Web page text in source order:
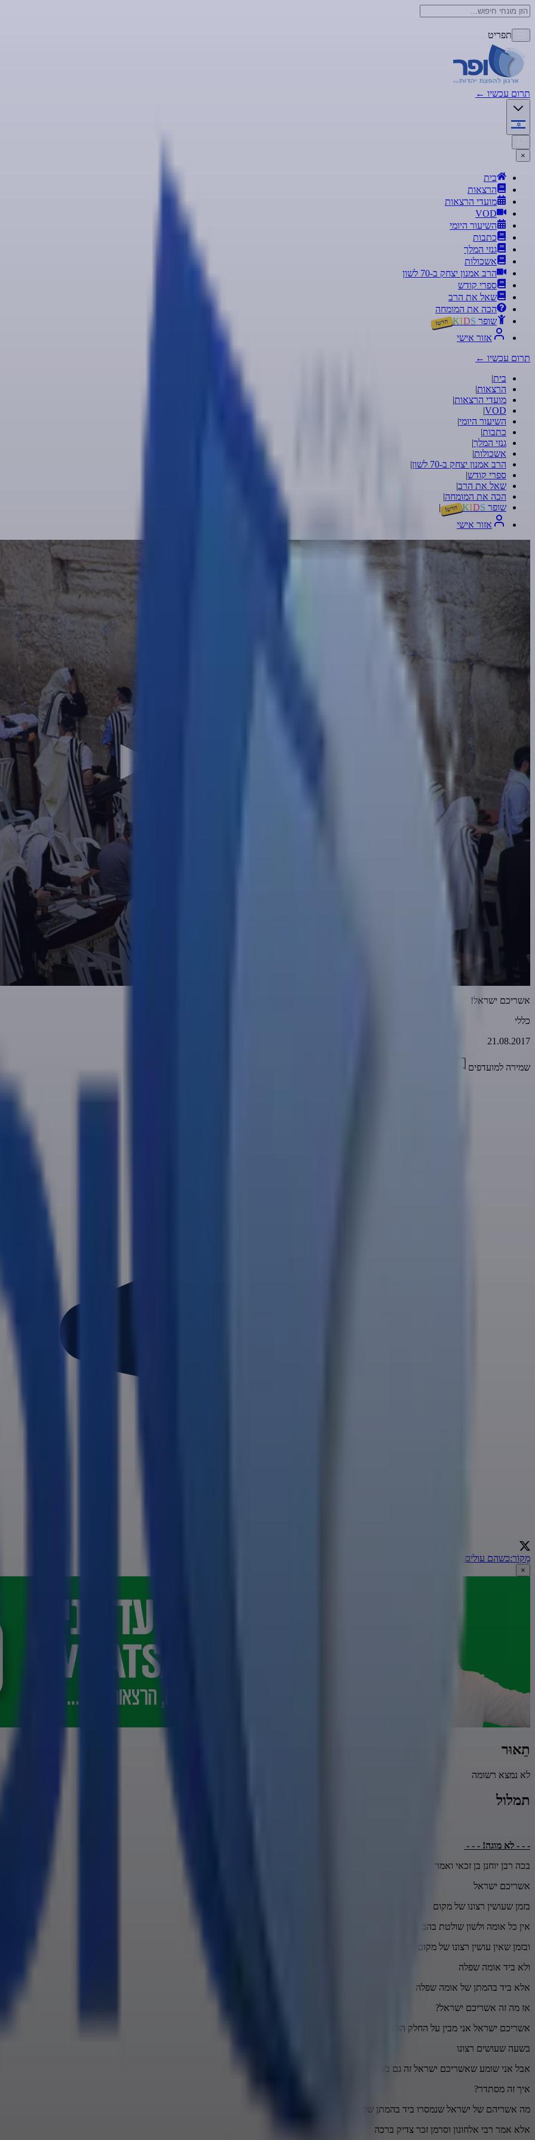
תפריט
תרום עכשיו ←
×
בית
הרצאות
מועדי הרצאות
VOD
השיעור היומי
כתבות
גנזי המלך
אשכולות
הרב אמנון יצחק ב-70 לשון
ספרי קודש
שאל את הרב
הכה את המומחה
שופר
KIDS חדש!
אזור אישי
תרום עכשיו ←
בית|
הרצאות|
מועדי הרצאות|
VOD
|
השיעור היומי|
כתבות|
גנזי המלך|
אשכולות|
הרב אמנון יצחק ב-70 לשון
|
ספרי קודש|
שאל את הרב|
הכה את המומחה|
שופר
KIDS חדש! |
אזור אישי
אשריכם ישראל!
כללי
21.08.2017
שמירה למועדפים
מָקוֹר:כשהם עולים וכשהם יורדים | הרב אמנון יצחק
×
תֵאוּר
לא נמצא רשומה
תמלול
- - - לא מוגה! - - -
בכה רבן יוחנן בן זכאי ואמר
אשריכם ישראל
בזמן שעושין רצונו של מקום
אין כל אומה ולשון שולטת בהם
ובזמן שאין עושין רצונו של מקום מוסרן ביד אומה שפלה
ולא ביד אומה שפלה
אלא ביד בהמתן של אומה שפלה
אז מה זה אשריכם ישראל?
אשריכם ישראל אני מבין על החלק הראשון
בשעה שעושים רצונו
אבל אני שומע שאשריכם ישראל זה גם בזמן שאין עושין רצונו
איך זה מסתדר?
מה אשריהם של ישראל שנמסרו ביד בהמתן של אומה שפלה?
אלא אמר רבי אלחונון וסרמן זכר צדיק ברכה